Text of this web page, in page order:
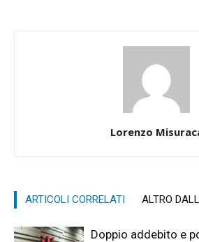
Lorenzo
ARTICOLI CORRELATI ALTRO
Doppio addebito e